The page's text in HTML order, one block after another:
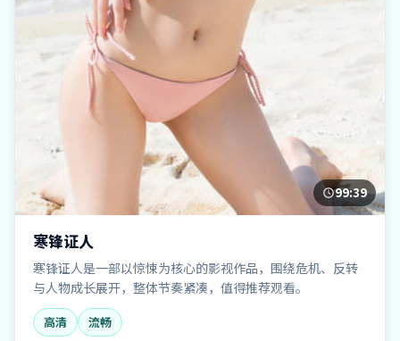
99:39
寒锋证人
寒锋证人是一部以惊悚为核心的影视作品，围绕危机、反转
与人物成长展开，整体节奏紧凑，值得推荐观看。
高清
流畅